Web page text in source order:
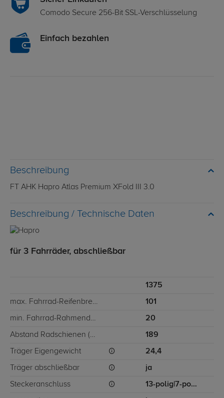
Comodo Secure 256-Bit SSL-Verschlüsselung
Einfach bezahlen
Beschreibung
FT AHK Hapro Atlas Premium XFold III 3.0
Technische Daten
für 3 Fahrräder, abschließbar
1375
max. Fahrrad-Reifenbreite (mm) 101
min. Fahrrad-Rahmendurchmesser (mm) 20
Abstand Radschienen (mm) 189
Träger Eigengewicht 24,4
Träger abschließbar ja
Steckeranschluss 13-polig|7-polig